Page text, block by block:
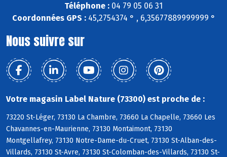
Téléphone : 04 79 05 06 31
Coordonnées GPS :45,2754374 ° , 6,35677889999999 °
Nous suivre sur
Votre magasin Label Nature (73300) est proche de :
73220 St-Léger, 73130 La Chambre, 73660 La Chapelle, 73660 Les
Chavannes-en-Maurienne, 73130 Montaimont, 73130
Montgellafrey, 73130 Notre-Dame-du-Cruet, 73130 St-Alban-des-
Villards, 73130 St-Avre, 73130 St-Colomban-des-Villards, 73130 St-